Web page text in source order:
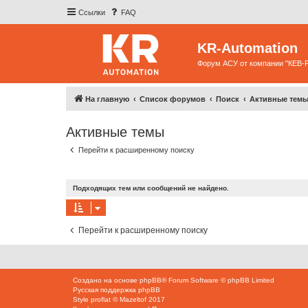
Ссылки FAQ
KR-Automation
Форум АСУ от компании "КЕВ-
На главную Список форумов Поиск Активные темы
Активные темы
Перейти к расширенному поиску
Подходящих тем или сообщений не найдено.
Перейти к расширенному поиску
Создано на основе phpBB® Forum Software © phpBB Limited
Русская поддержка phpBB
Style proflat ©Mazeltof 2017